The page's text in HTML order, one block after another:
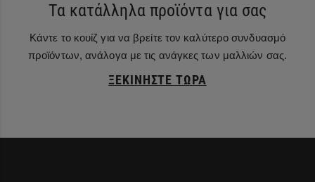
Τα κατάλληλα προϊόντα για σας
Κάντε το κουίζ για να βρείτε τον καλύτερο συνδυασμό
προϊόντων, ανάλογα με τις ανάγκες των μαλλιών σας.
ΞΕΚΙΝΉΣΤΕ ΤΏΡΑ